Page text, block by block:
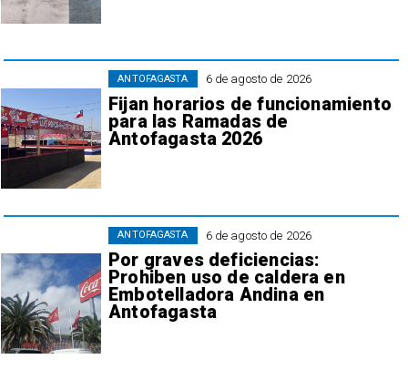
6 de agosto de 2026
Fijan horarios de funcionamiento
para las Ramadas de
Antofagasta 2026
ANTOFAGASTA
6 de agosto de 2026
Por graves deficiencias:
Prohiben uso de caldera en
Embotelladora Andina en
Antofagasta
ANTOFAGASTA